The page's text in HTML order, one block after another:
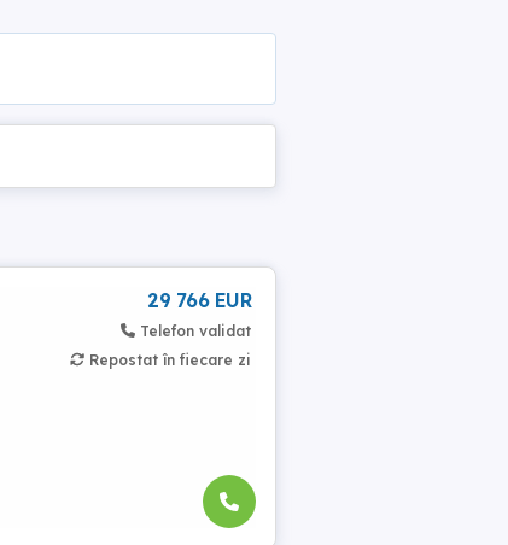
29 766 EUR
Telefon validat
Repostat în fiecare zi